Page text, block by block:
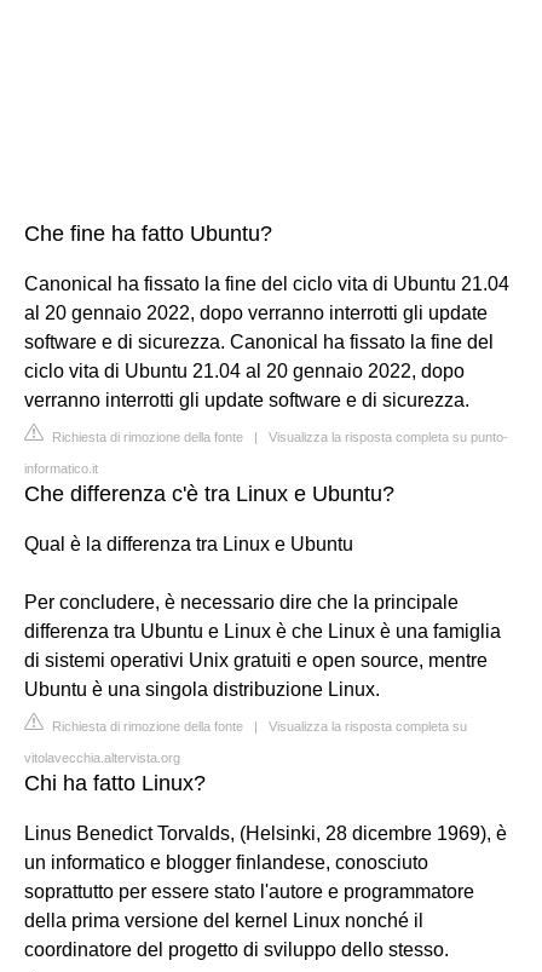
Che fine ha fatto Ubuntu?
Canonical ha fissato la fine del ciclo vita di Ubuntu 21.04
al 20 gennaio 2022, dopo verranno interrotti gli update
software e di sicurezza. Canonical ha fissato la fine del
ciclo vita di Ubuntu 21.04 al 20 gennaio 2022, dopo
verranno interrotti gli update software e di sicurezza.
Richiesta di rimozione della fonte | Visualizza la risposta completa su punto-
informatico.it
Che differenza c'è tra Linux e Ubuntu?
Qual è la differenza tra Linux e Ubuntu
Per concludere, è necessario dire che la principale
differenza tra Ubuntu e Linux è che Linux è una famiglia
di sistemi operativi Unix gratuiti e open source, mentre
Ubuntu è una singola distribuzione Linux.
Richiesta di rimozione della fonte | Visualizza la risposta completa su
vitolavecchia.altervista.org
Chi ha fatto Linux?
Linus Benedict Torvalds, (Helsinki, 28 dicembre 1969), è
un informatico e blogger finlandese, conosciuto
soprattutto per essere stato l'autore e programmatore
della prima versione del kernel Linux nonché il
coordinatore del progetto di sviluppo dello stesso.